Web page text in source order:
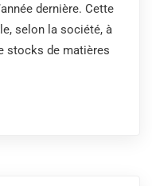
dernière. Cette
selon la société, à
stocks de matières